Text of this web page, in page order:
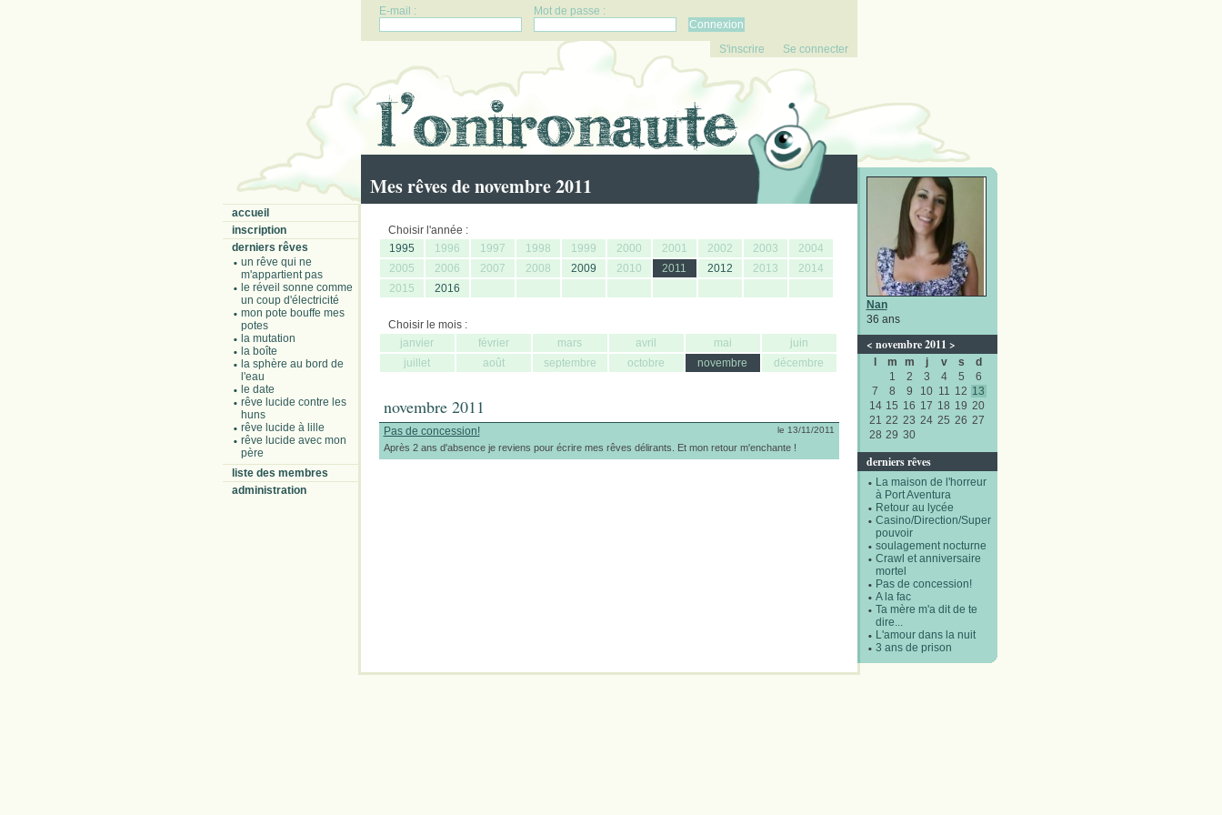
E-mail : Mot de passe :
S'inscrire Se connecter
Mes rêves de novembre 2011
accueil
inscription
derniers rêves
un rêve qui ne
m'appartient pas
le réveil sonne comme
un coup d'électricité
mon pote bouffe mes
potes
la mutation
la boîte
la sphère au bord de
l'eau
le date
rêve lucide contre les
huns
rêve lucide à lille
rêve lucide avec mon
père
liste des membres
administration
Nan
36 ans
< novembre 2011 >
m m j v s
d
1
2 3 4 5
6
7
8 9 10 11 12 13
14 15 16 17 18 19 20
21 22 23 24 25 26 27
28 29 30
derniers rêves
La maison de l'horreur
à Port Aventura
Retour au lycée
Casino/Direction/Super
pouvoir
soulagement nocturne
Crawl et anniversaire
mortel
Pas de concession!
A la fac
Ta mère m'a dit de te
dire...
L'amour dans la nuit
3 ans de prison
Choisir l'année :
1995
1996 1997 1998 1999 2000 2001 2002 2003
2004
2005
2006 2007 2008 2009 2010 2011 2012 2013
2014
2015
2016
Choisir le mois :
janvier
février mars avril mai
juin
juillet
août septembre octobre novembre décembre
novembre 2011
Pas de concession! le 13/11/2011
Après 2 ans d'absence je reviens pour écrire mes rêves délirants. Et mon retour m'enchante !